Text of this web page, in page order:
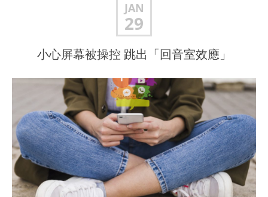
JAN
29
小心屏幕被操控 跳出「回音室效應」